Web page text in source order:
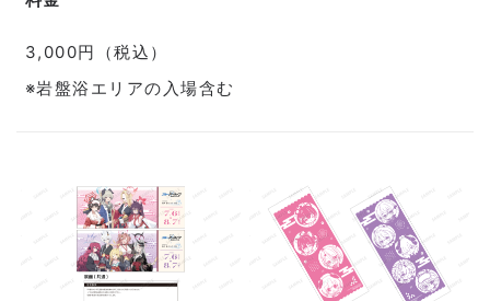
3,000円（税込）
※岩盤浴エリアの入場含む